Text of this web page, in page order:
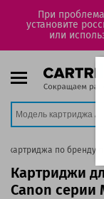
При
установите
или
картриджа по бренду
Картриджи
Canon серии